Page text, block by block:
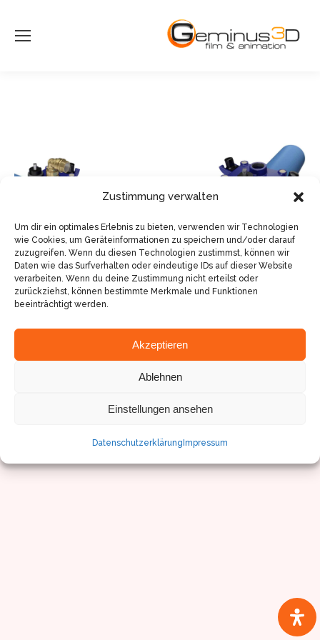
Zustimmung verwalten
Um dir ein optimales Erlebnis zu bieten, verwenden wir Technologien
wie Cookies, um Geräteinformationen zu speichern und/oder darauf
zuzugreifen. Wenn du diesen Technologien zustimmst, können wir
Daten wie das Surfverhalten oder eindeutige IDs auf dieser Website
verarbeiten. Wenn du deine Zustimmung nicht erteilst oder
zurückziehst, können bestimmte Merkmale und Funktionen
beeinträchtigt werden.
Akzeptieren
Ablehnen
Einstellungen ansehen
Datenschutzerklärung Impressum